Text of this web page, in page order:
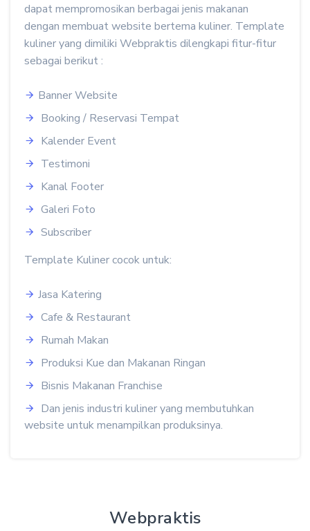
dapat mempromosikan berbagai jenis makanan
dengan membuat website bertema kuliner. Template
kuliner yang dimiliki Webpraktis dilengkapi fitur-fitur
sebagai berikut :
Banner Website
Booking / Reservasi Tempat
Kalender Event
Testimoni
Kanal Footer
Galeri Foto
Subscriber
Template Kuliner cocok untuk:
Jasa Katering
Cafe & Restaurant
Rumah Makan
Produksi Kue dan Makanan Ringan
Bisnis Makanan Franchise
Dan jenis industri kuliner yang membutuhkan
website untuk menampilkan produksinya.
Webpraktis